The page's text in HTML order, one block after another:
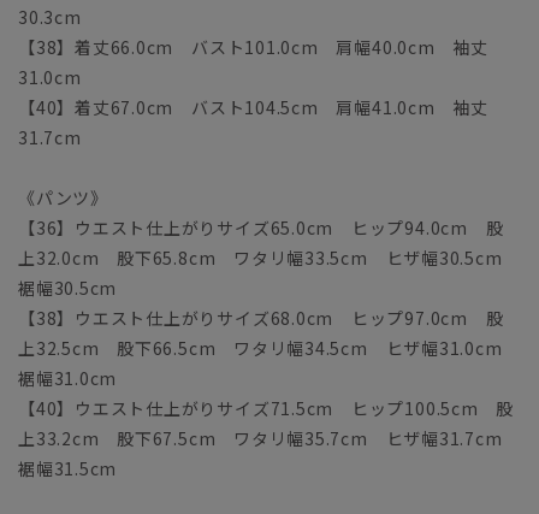
30.3cm
【38】着丈66.0cm バスト101.0cm 肩幅40.0cm 袖丈
31.0cm
【40】着丈67.0cm バスト104.5cm 肩幅41.0cm 袖丈
31.7cm
《パンツ》
【36】ウエスト仕上がりサイズ65.0cm ヒップ94.0cm 股
上32.0cm 股下65.8cm ワタリ幅33.5cm ヒザ幅30.5cm
裾幅30.5cm
【38】ウエスト仕上がりサイズ68.0cm ヒップ97.0cm 股
上32.5cm 股下66.5cm ワタリ幅34.5cm ヒザ幅31.0cm
裾幅31.0cm
【40】ウエスト仕上がりサイズ71.5cm ヒップ100.5cm 股
上33.2cm 股下67.5cm ワタリ幅35.7cm ヒザ幅31.7cm
裾幅31.5cm